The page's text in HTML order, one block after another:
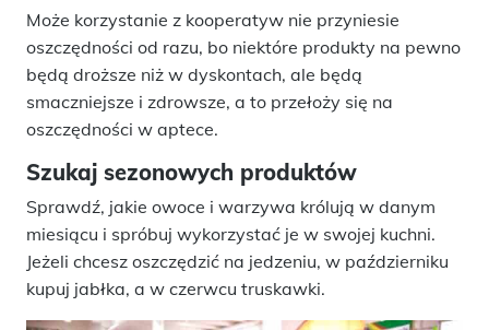
Może korzystanie z kooperatyw nie przyniesie
oszczędności od razu, bo niektóre produkty na pewno
będą droższe niż w dyskontach, ale będą
smaczniejsze i zdrowsze, a to przełoży się na
oszczędności w aptece.
Szukaj sezonowych produktów
Sprawdź, jakie owoce i warzywa królują w danym
miesiącu i spróbuj wykorzystać je w swojej kuchni.
Jeżeli chcesz oszczędzić na jedzeniu, w październiku
kupuj jabłka, a w czerwcu truskawki.